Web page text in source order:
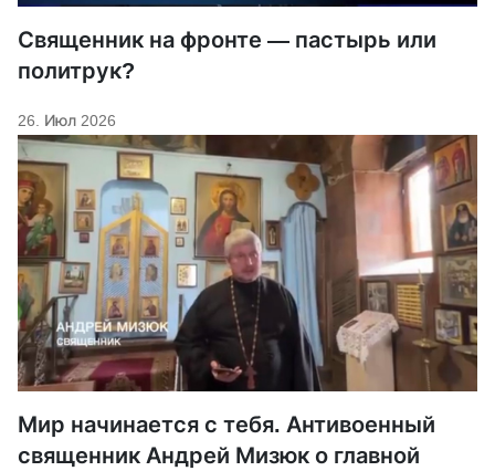
Священник на фронте — пастырь или
политрук?
26. Июл 2026
Мир начинается с тебя. Антивоенный
священник Андрей Мизюк о главной